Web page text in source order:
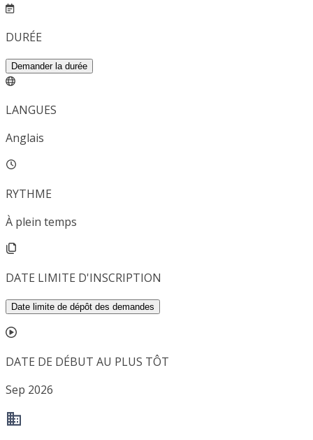
DURÉE
Demander la durée
LANGUES
Anglais
RYTHME
À plein temps
DATE LIMITE D'INSCRIPTION
Date limite de dépôt des demandes
DATE DE DÉBUT AU PLUS TÔT
Sep 2026